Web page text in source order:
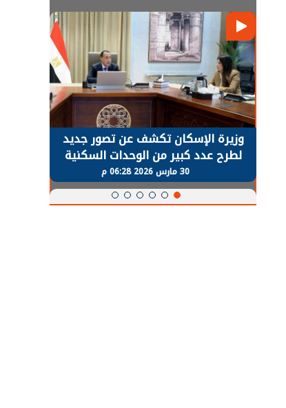
وزيرة الإسكان تكشف عن تصور جديد
لطرح عدد كبير من الوحدات السكنية
بنظام الإيجار